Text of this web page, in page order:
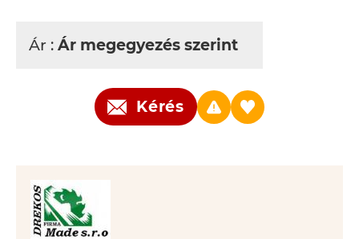
Ár : Ár megegyezés szerint
Kérés